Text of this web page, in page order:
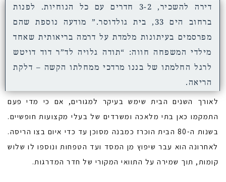
דירה להשכיר, 3-2 חדרים עם כל הנוחיות. לפנות
ברחוב הים 33, בית גולדוסר.” מודעה נוספת שהם
מפרסמים בעיתונות מלמדת על דרמה בריאותית שאחד
מילדי המשפחה חווה: “תודה גלויה לד”ר דוד דויטש
לרגל החלמתו של בננו מרדכי ממחלתו הקשה – דלקת
הריאה.
לאורך השנים הבית שימש בעיקר למגורים, אם כי מדי פעם
התמקמו כאן בתי מלאכה ומשרדים של בעלי מקצועות חופשיים.
בשנות ה-80 הבית הוכרז כמבנה מסוכן עד כדי איום בצו הריסה.
לאחרונה הוא עבר שיפוץ מן המסד ועד הטפחות ונוספו לו שלוש
קומות, תוך שמירה על התוואי המקורי של חדר המדרגות.